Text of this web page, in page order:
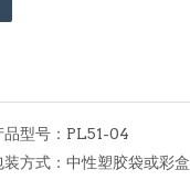
品型号： PL51-04
装方式： 中性塑胶袋或彩盒